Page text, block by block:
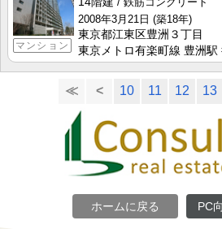
マンション
2008年3月21日 (築18年)
東京都江東区豊洲３丁目
東京メトロ有楽町線 豊洲駅
≪ < 10 11 12 13
ホームに戻る PC